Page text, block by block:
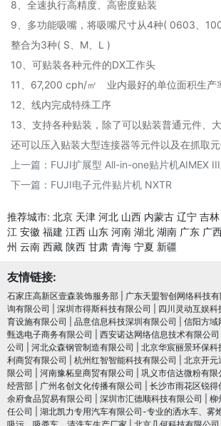
8、全速执行高精度、高密度贴装
9、多功能吸嘴，将吸嘴尺寸从4种( 0603、
整合为3种( S、M、L )
10、可贴装各种元件的DX工作头
11、67,200 cph/㎡ 业内最好的单位面积生产
12、线内完成特殊工序
13、支持各种贴装，除了可以贴装普通元件、
还可以压入贴装大型连接器等元件以及在抓取
上一篇： FUJI扩展型 All-in-one贴片机AIMEX
下一篇： FUJI电子元件贴片机 NXTR
推荐城市: 北京 天津 河北 山西 内蒙古 辽宁 吉林
江 安徽 福建 江西 山东 河南 湖北 湖南 广东 广
州 云南 西藏 陕西 甘肃 青海 宁夏 新疆
友情链接:
石家庄高新区壹森装饰服务部 广东天盟智创网络科技有
询有限公司
深圳市得斯科技有限公司 四川灵动互娱科
育设施有限公司
品意信息科技深圳有限公司 信阳方域
甄选电子商务有限公司
西安诺达网络信息技术有限公司
公司
河北众森钢管制造有限公司 北京华宸丽景环保科
利商贸有限公司
杭州红智智能科技有限公司
北京开元
限公司
河南豫柘皇商贸有限公司 巩义市信达微粉有限
经营部
广州名创文化传播有限公司 长沙市雨花区锐
余府食品贸易有限公司
深圳市汇德顺科技有限公司
柳
任公司
湖北凯力专用汽车有限公司-专业的洒水车、雾